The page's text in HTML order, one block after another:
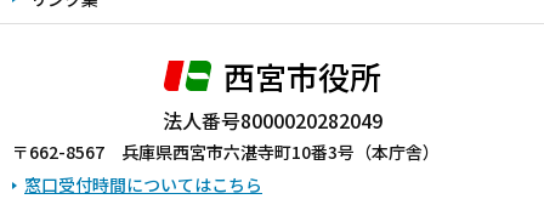
西宮市役所
法人番号8000020282049
〒662-8567 兵庫県西宮市六湛寺町10番3号（本庁舎）
窓口受付時間についてはこちら